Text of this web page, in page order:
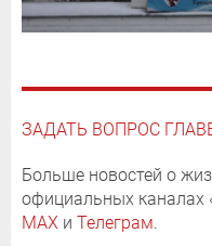
ЗАДАТЬ ВОПРОС
Больше новостей о
официальных
MAX и Телеграм.